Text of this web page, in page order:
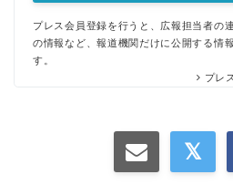
プレス会員登録を行うと、広報担当者の
の情報など、報道機関だけに公開する情
す。
プレ